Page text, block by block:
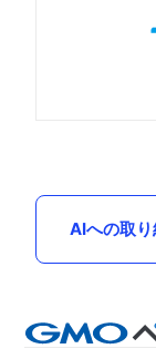
AIへの取